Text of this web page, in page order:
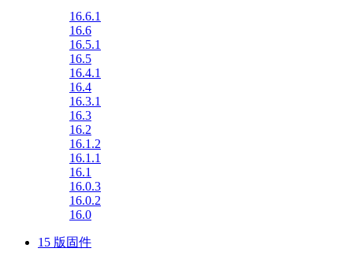
16.6.1
16.6
16.5.1
16.5
16.4.1
16.4
16.3.1
16.3
16.2
16.1.2
16.1.1
16.1
16.0.3
16.0.2
16.0
15 版固件